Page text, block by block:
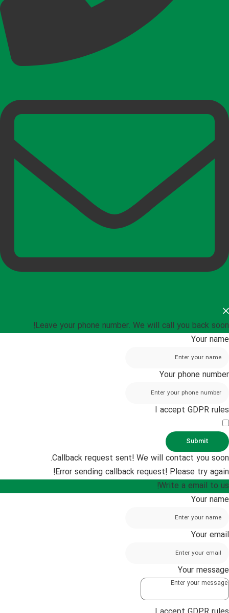
Leave your phone number. We will call you back soon!
Your name
Your phone number
I accept GDPR rules
Submit
Callback request sent! We will contact you soon.
Error sending callback request! Please try again!
Write a email to us!
Your name
Your email
Your message